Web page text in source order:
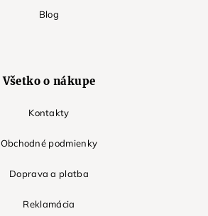
Blog
Všetko o nákupe
Kontakty
Obchodné podmienky
Doprava a platba
Reklamácia